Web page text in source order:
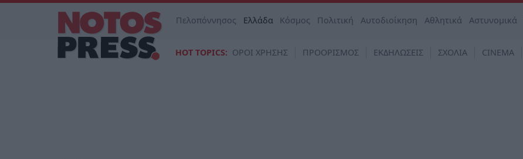
Πελοπόννησος Ελλάδα Κόσμος Πολιτική Αυτοδιοίκηση Αθλητικά Αστυνομικά
HOT TOPICS: ΟΡΟΙ ΧΡΗΣΗΣ ΠΡΟΟΡΙΣΜΟΣ ΕΚΔΗΛΩΣΕΙΣ ΣΧΟΛΙΑ CINEMA